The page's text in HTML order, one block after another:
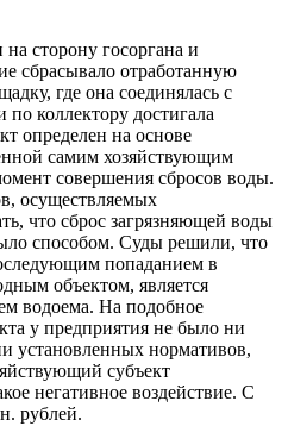
сторону госоргана и
сбрасывало отработанную
где она соединялась с
коллектору достигала
определен на основе
самим хозяйствующим
совершения сбросов воды.
осуществляемых
что сброс загрязняющей воды
способом. Суды решили, что
попаданием в
объектом, является
водоема. На подобное
у предприятия не было ни
установленных нормативов,
субъект
негативное воздействие. С
рублей.